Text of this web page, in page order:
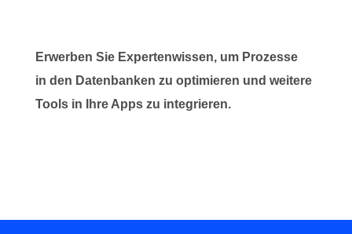
Erwerben Sie Expertenwissen, um Prozesse
in den Datenbanken zu optimieren und weitere
Tools in Ihre Apps zu integrieren.